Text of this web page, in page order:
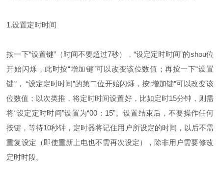
1.设置定时时间
按一下“设置键”（时间不要超过7秒），“设定定时时间”的shou位
开始闪烁，此时按“增加键”可以改变该位数值；再按一下“设置
键”， “设定定时时间”的第二位开始闪烁，按“增加键”可以改变该
位数值；以次类推，将定时时间设置好，比如定时15分钟，则需
将“设定定时时间”设置为“00：15”。设置结束后，不要操作任何
按键，等待10秒钟，定时器将记住用户所设定的时间，以后不需
重复设定（即使重新上电也不需再次设定），除非用户需要修改
定时时段。